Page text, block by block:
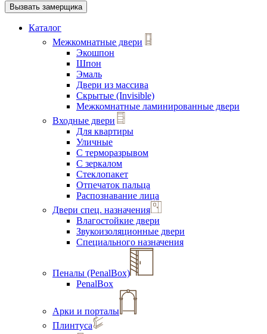
Вызвать замерщика
Каталог
Межкомнатные двери
Экошпон
Шпон
Эмаль
Двери из массива
Скрытые (Invisible)
Межкомнатные ламинированные двери
Входные двери
Для квартиры
Уличные
С терморазрывом
С зеркалом
Стеклопакет
Отпечаток пальца
Распознавание лица
Двери спец. назначения
Влагостойкие двери
Звукоизоляционные двери
Специального назначения
Пеналы (PenalBox)
PenalBox
Арки и порталы
Плинтуса